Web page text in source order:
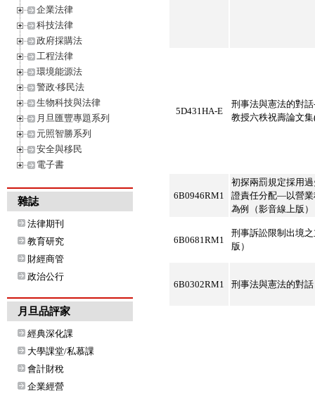
企業法律
科技法律
政府採購法
工程法律
環境能源法
警政‧移民法
生物科技與法律
月旦匯豐專題系列
元照智勝系列
安全與移民
電子書
雜誌
法律期刊
教育研究
財經商管
政治公行
月旦品評家
經典深化課
大學課堂/私慕課
會計財稅
企業經營
5D431HA-E
刑事法與憲法的對
教授六秩祝壽論文
6B0946RM1
初探兩罰規定採用
證責任分配—以營
為例（影音線上版）
6B0681RM1
刑事訴訟限制出境
版）
6B0302RM1 刑事法與憲法的對